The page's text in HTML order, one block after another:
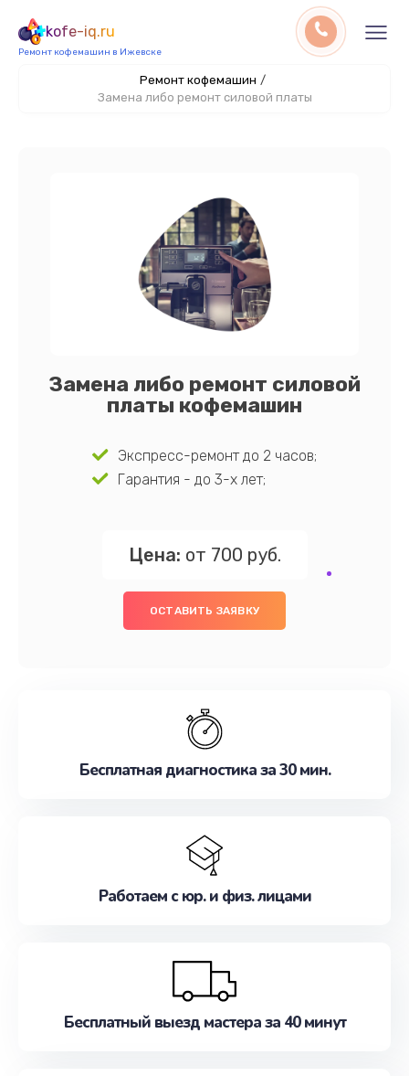
kofe-iq.ru
Ремонт кофемашин в Ижевске
Ремонт кофемашин /
Замена либо ремонт силовой платы
Замена либо ремонт силовой
платы кофемашин
Экспресс-ремонт до 2 часов;
Гарантия - до 3-х лет;
Цена: от 700 руб.
ОСТАВИТЬ ЗАЯВКУ
Бесплатная диагностика за 30 мин.
Работаем с юр. и физ. лицами
Бесплатный выезд мастера за 40 минут